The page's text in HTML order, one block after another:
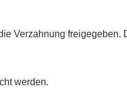
Verzahnung freigegeben.
werden.